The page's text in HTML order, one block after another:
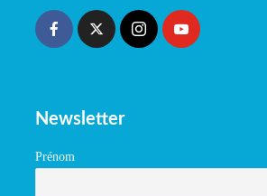
Newsletter
Prénom